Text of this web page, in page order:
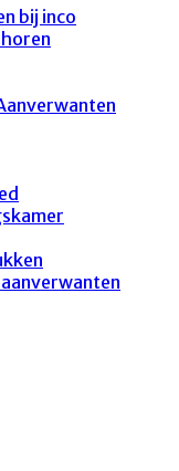
bij inco